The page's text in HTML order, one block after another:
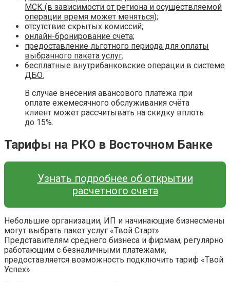
МСК (в зависимости от региона и осуществляемой
операции время может меняться);
отсутствие скрытых комиссий;
онлайн-бронирование счёта;
предоставление льготного периода для оплаты
выбранного пакета услуг;
бесплатные внутрибанковские операции в системе
ДБО.
В случае внесения авансового платежа при
оплате ежемесячного обслуживания счёта
клиент может рассчитывать на скидку вплоть
до 15%.
Тарифы на РКО в Восточном Банке
Узнать подробнее об открытии
расчетного счета
Небольшие организации, ИП и начинающие бизнесмены
могут выбрать пакет услуг «Твой Старт».
Представителям среднего бизнеса и фирмам, регулярно
работающим с безналичными платежами,
предоставляется возможность подключить тариф «Твой
Успех».